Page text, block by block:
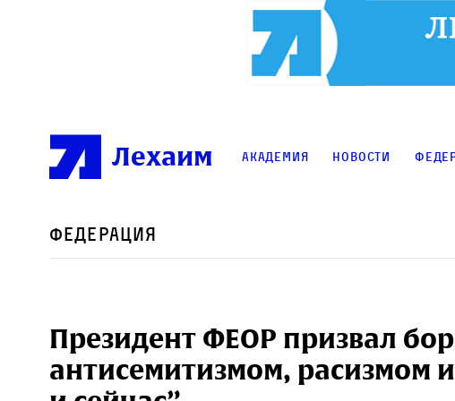
Лехаим Академия Новости
Федерация
Президент ФЕОР призвал
антисемитизмом, расизмом